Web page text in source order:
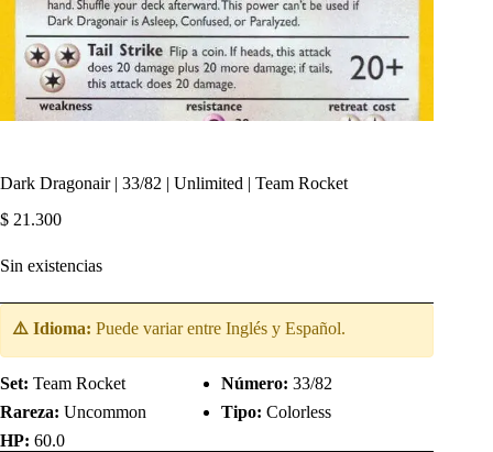
Dark Dragonair | 33/82 | Unlimited | Team Rocket
$ 21.300
Sin existencias
⚠️ Idioma: Puede variar entre Inglés y Español.
Set: Team Rocket Número: 33/82
Rareza: Uncommon Tipo: Colorless
HP: 60.0